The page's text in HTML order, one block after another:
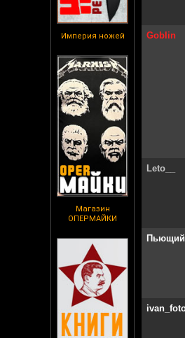
Империя ножей
Магазин
ОПЕРМАЙКИ
Goblin
Leto__
Пьющий